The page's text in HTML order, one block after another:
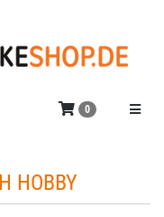
Menü
0
HOBBY